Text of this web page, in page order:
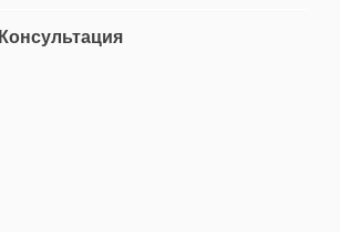
Консультация